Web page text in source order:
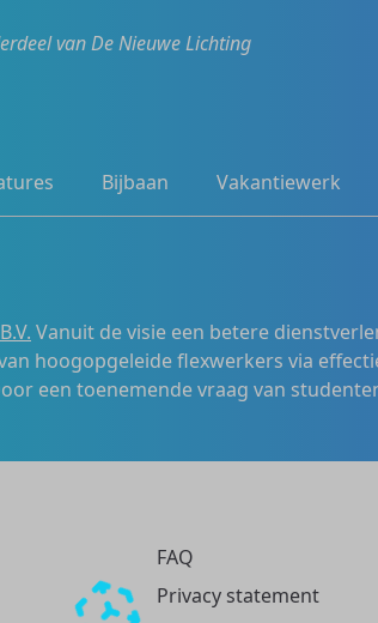
van De Nieuwe Lichting
Bijbaan Vakantiewerk
Vanuit de visie een betere
hoogopgeleide flexwerkers via
een toenemende vraag van
FAQ
Privacy statement